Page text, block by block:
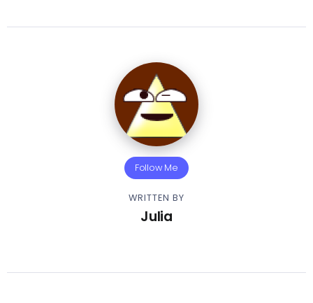
Follow Me
WRITTEN BY
Julia